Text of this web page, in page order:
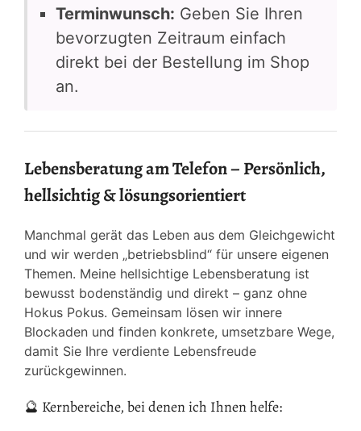
Terminwunsch: Geben Sie Ihren
bevorzugten Zeitraum einfach
direkt bei der Bestellung im Shop
an.
Lebensberatung am Telefon – Persönlich,
hellsichtig & lösungsorientiert
Manchmal gerät das Leben aus dem Gleichgewicht
und wir werden „betriebsblind“ für unsere eigenen
Themen. Meine hellsichtige Lebensberatung ist
bewusst bodenständig und direkt – ganz ohne
Hokus Pokus. Gemeinsam lösen wir innere
Blockaden und finden konkrete, umsetzbare Wege,
damit Sie Ihre verdiente Lebensfreude
zurückgewinnen.
🔮 Kernbereiche, bei denen ich Ihnen helfe: